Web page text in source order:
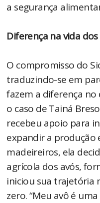
a segurança
Diferença na vida
O compromisso do
traduzindo-se em
fazem a diferença no
o caso de Tainá
recebeu apoio para
expandir a produção
madeireiros, ela
agrícola dos avós,
iniciou sua trajetória
zero. “Meu avô é